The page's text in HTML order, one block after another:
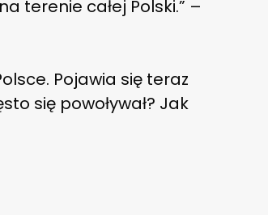
terenie całej Polski.” –
Pojawia się teraz
się powoływał? Jak